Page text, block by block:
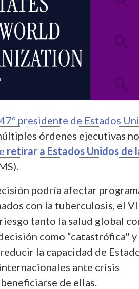
presidente de Estados
órdenes ejecutivas
retirar a Estados Unidos de
podría afectar
con la tuberculosis, el
tanto la salud global
como “catastrófica" y
la capacidad de
ante crisis
de ellas.